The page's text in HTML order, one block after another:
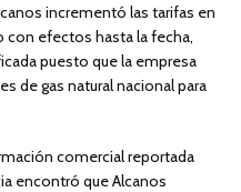
incrementó las tarifas en
con efectos hasta la fecha,
puesto que la empresa
de gas natural nacional para
comercial reportada
encontró que Alcanos